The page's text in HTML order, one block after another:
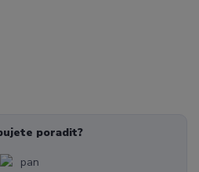
poradit?